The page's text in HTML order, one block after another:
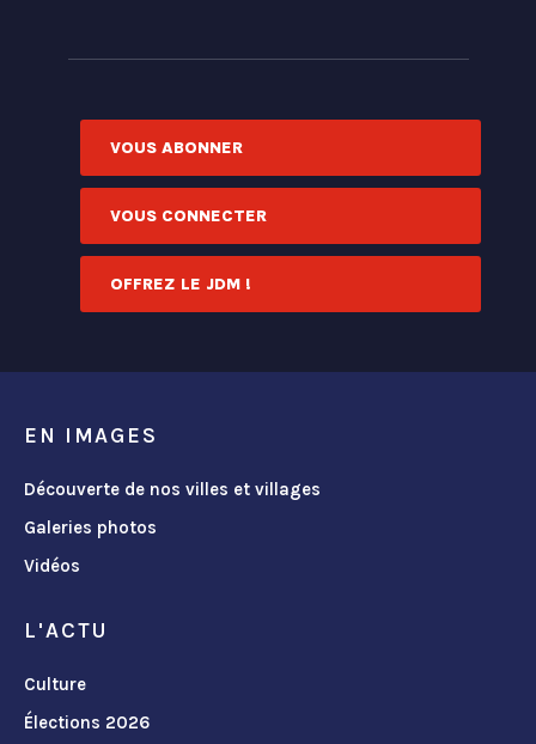
VOUS ABONNER
VOUS CONNECTER
OFFREZ LE JDM !
EN IMAGES
Découverte de nos villes et villages
Galeries photos
Vidéos
L'ACTU
Culture
Élections 2026